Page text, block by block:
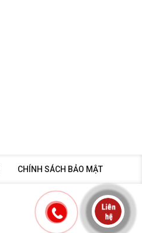
CHÍNH SÁCH BẢO MẬT